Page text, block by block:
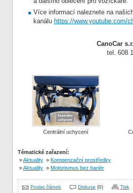
Více informací naleznete na
kanálu https://www.youtube.com/
CanoCar
tel. 608
Centrální uchycení
Tématické zařazení:
»Aktuality » Kompenzační prostředky
»Aktuality » Motorismus bez bariér
Poslat článek Diskuse (0) Tisk